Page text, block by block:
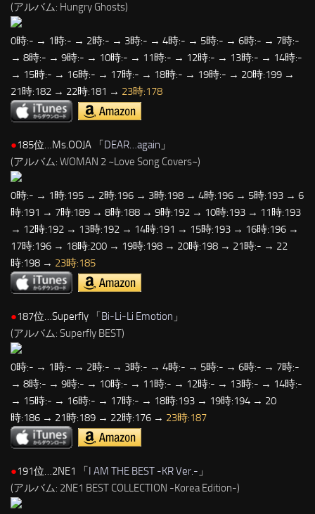
(アルバム: Hungry Ghosts)
0時:- → 1時:- → 2時:- → 3時:- → 4時:- → 5時:- → 6時:- → 7時:-
→ 8時:- → 9時:- → 10時:- → 11時:- → 12時:- → 13時:- → 14時:-
→ 15時:- → 16時:- → 17時:- → 18時:- → 19時:- → 20時:199 →
21時:182 → 22時:181 → 23時:178
●185位…Ms.OOJA 「DEAR…again 」
(アルバム: WOMAN 2 ~Love Song Covers~)
0時:- → 1時:195 → 2時:196 → 3時:198 → 4時:196 → 5時:193 → 6
時:191 → 7時:189 → 8時:188 → 9時:192 → 10時:193 → 11時:193
→ 12時:192 → 13時:192 → 14時:191 → 15時:193 → 16時:196 →
17時:196 → 18時:200 → 19時:198 → 20時:198 → 21時:- → 22
時:198 → 23時:185
●187位…Superfly 「Bi-Li-Li Emotion 」
(アルバム: Superfly BEST)
0時:- → 1時:- → 2時:- → 3時:- → 4時:- → 5時:- → 6時:- → 7時:-
→ 8時:- → 9時:- → 10時:- → 11時:- → 12時:- → 13時:- → 14時:-
→ 15時:- → 16時:- → 17時:- → 18時:193 → 19時:194 → 20
時:186 → 21時:189 → 22時:176 → 23時:187
●191位…2NE1 「I AM THE BEST -KR Ver.- 」
(アルバム: 2NE1 BEST COLLECTION -Korea Edition-)